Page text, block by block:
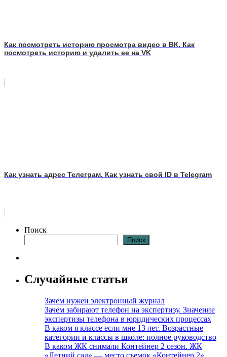
Как посмотреть историю просмотра видео в ВК. Как
посмотреть историю и удалить ее на VK
Как узнать адрес Телеграм. Как узнать свой ID в Telegram
Поиск
Поиск
Случайные статьи
Зачем нужен электронный журнал
Зачем забирают телефон на экспертизу. Значение
экспертизы телефона в юридических процессах
В каком я классе если мне 13 лет. Возрастные
категории и классы в школе: полное руководство
В каком ЖК снимали Контейнер 2 сезон. ЖК